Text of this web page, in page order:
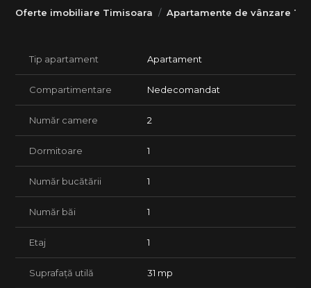
Oferte imobiliare Timisoara Apartamente de vânzare
bancar.
Oferim consultanta juridica si financiar-bancara pe toata
Tip apartament Apartament
Compartimentare Nedecomandat
Număr camere 2
Dormitoare 1
Număr bucătării 1
Număr băi 1
Etaj 1
Suprafață utilă 31 mp